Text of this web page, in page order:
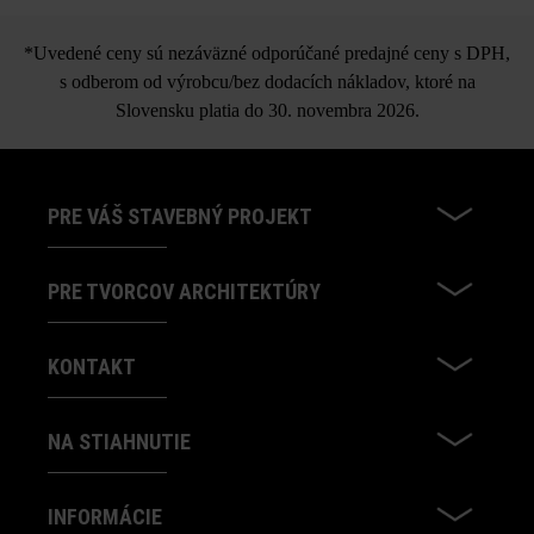
*Uvedené ceny sú nezáväzné odporúčané predajné ceny s DPH,
s odberom od výrobcu/bez dodacích nákladov, ktoré na
Slovensku platia do 30. novembra 2026.
PRE VÁŠ STAVEBNÝ PROJEKT
PRE TVORCOV ARCHITEKTÚRY
KONTAKT
NA STIAHNUTIE
INFORMÁCIE